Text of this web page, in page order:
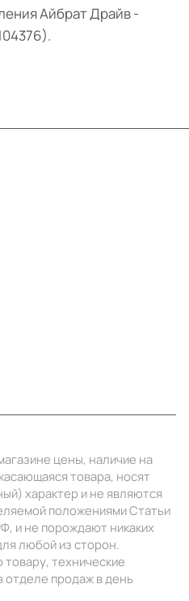
Айбрат Драйв -
цены, наличие на
товара, носят
характер и не являются
положениями Статьи
и не порождают никаких
любой из сторон.
технические
отделе продаж в день